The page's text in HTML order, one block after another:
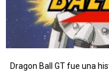
Dragon Ball GT fue una